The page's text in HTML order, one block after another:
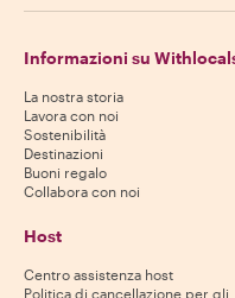
Informazioni su
La nostra storia
Lavora con noi
Sostenibilità
Destinazioni
Buoni regalo
Collabora con noi
Host
Centro assistenza host
Politica di cancellazione per gli